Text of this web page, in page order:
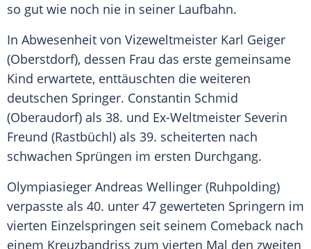
so gut wie noch nie in seiner Laufbahn.
In Abwesenheit von Vizeweltmeister Karl Geiger
(Oberstdorf), dessen Frau das erste gemeinsame
Kind erwartete, enttäuschten die weiteren
deutschen Springer. Constantin Schmid
(Oberaudorf) als 38. und Ex-Weltmeister Severin
Freund (Rastbüchl) als 39. scheiterten nach
schwachen Sprüngen im ersten Durchgang.
Olympiasieger Andreas Wellinger (Ruhpolding)
verpasste als 40. unter 47 gewerteten Springern im
vierten Einzelspringen seit seinem Comeback nach
einem Kreuzbandriss zum vierten Mal den zweiten